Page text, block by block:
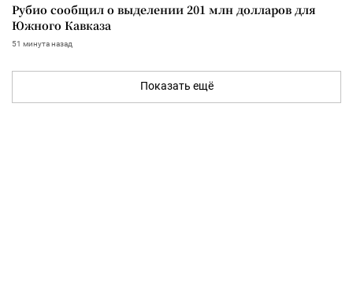
Рубио сообщил о выделении 201 млн долларов для
Южного Кавказа
51 минута назад
Показать ещё